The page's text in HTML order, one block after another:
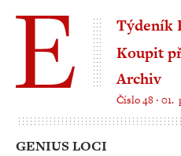
Týdeník
Koupit
Archiv
Číslo 48 ‧ 01.
GENIUS LOCI